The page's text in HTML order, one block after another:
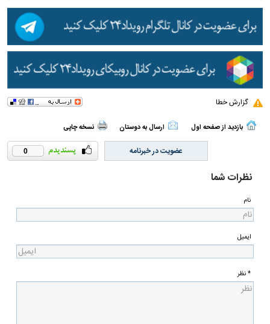
گزارش خطا
بازدید از صفحه اول ارسال به دوستان نسخه چاپی
0 عضویت در خبرنامه
نظرات شما
نام
ایمیل
* نظر